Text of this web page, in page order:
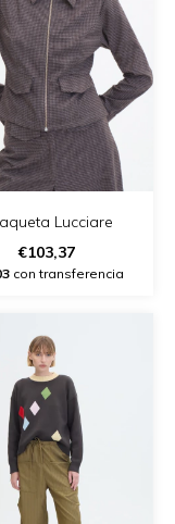
Lucciare
€103,37
con transferencia